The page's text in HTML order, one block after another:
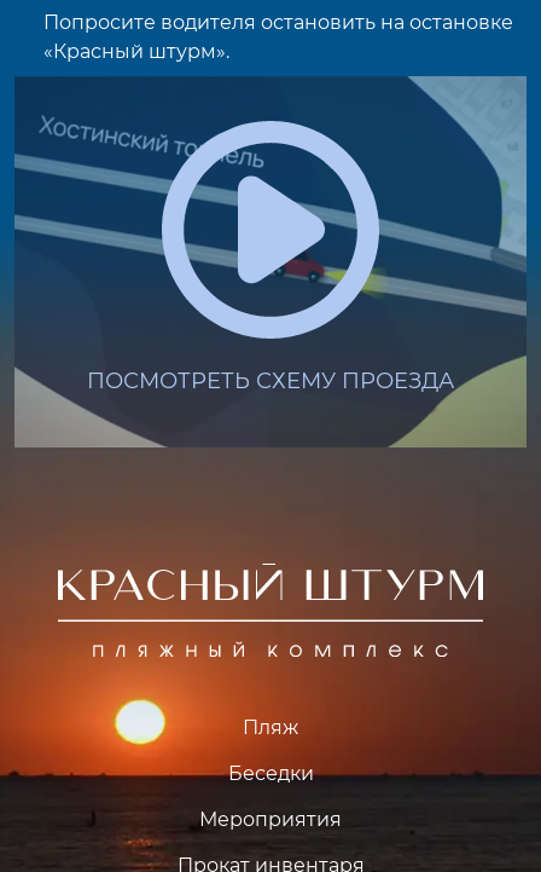
Попросите водителя остановить на остановке
«Красный штурм».
ПОСМОТРЕТЬ СХЕМУ ПРОЕЗДА
Пляж
Беседки
Мероприятия
Прокат инвентаря